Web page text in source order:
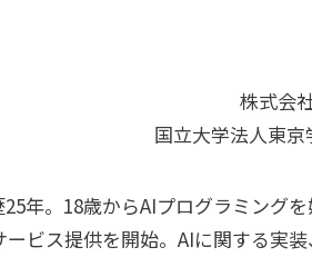
株式会
国立大学法人東
25年。18歳からAIプログラミング
ービス提供を開始。AIに関する実